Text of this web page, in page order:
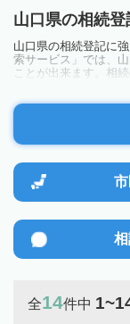
山口県の相続
山口県の相続登記に
索サービス」では、
ことが出来ます。相
弁護士に相談してみ
全14件中